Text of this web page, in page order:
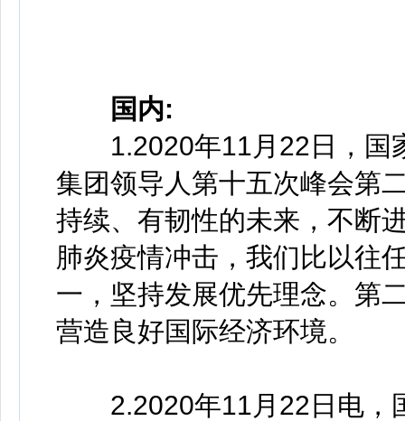
国内:
1.2020年11月22日，国
集团领导人第十五次峰会第
持续、有韧性的未来，不断
肺炎疫情冲击，我们比以往
一，坚持发展优先理念。第
营造良好国际经济环境。
2.2020年11月22日电，